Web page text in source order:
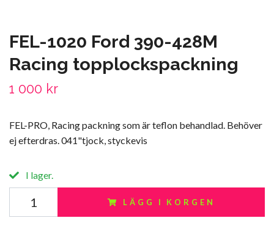
FEL-1020 Ford 390-428M
Racing topplockspackning
1 000 kr
FEL-PRO, Racing packning som är teflon behandlad. Behöver
ej efterdras. 041"tjock, styckevis
I lager.
LÄGG I KORGEN